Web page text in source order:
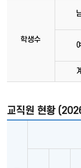
학생수
여
계
교직원 현황